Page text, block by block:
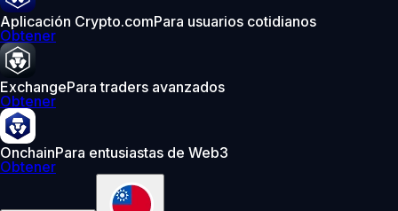
Aplicación Crypto.comPara usuarios cotidianos
Obtener
ExchangePara traders avanzados
Obtener
OnchainPara entusiastas de Web3
Obtener